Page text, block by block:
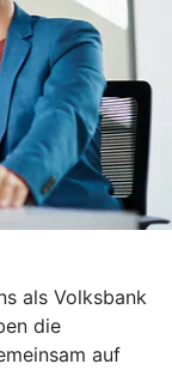
als Volksbank
die
auf